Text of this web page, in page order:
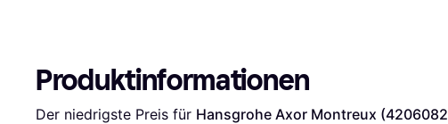
Produktinformationen
Der niedrigste Preis für Hansgrohe Axor Montreux